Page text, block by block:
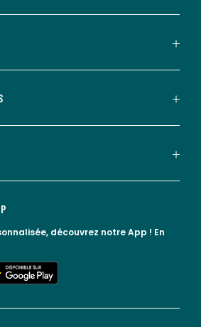
découvrez notre App ! En